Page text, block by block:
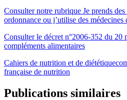
Consulter notre rubrique Je prends des
ordonnance ou j’utilise des médecines
Consulter le décret n°2006-352 du 20
compléments alimentaires
Cahiers de nutrition et de diététique
française de nutrition
Publications similaires